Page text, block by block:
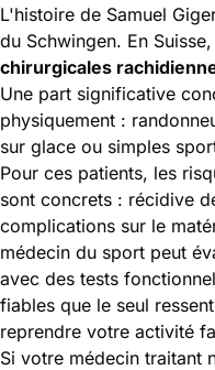
L'histoire de Samuel
du Schwingen. En
chirurgicales
Une part significative
physiquement :
sur glace ou simples
Pour ces patients, les
sont concrets : récidive
complications sur le
médecin du sport peut
avec des tests
fiables que le seul
reprendre votre activité
Si votre médecin traitant